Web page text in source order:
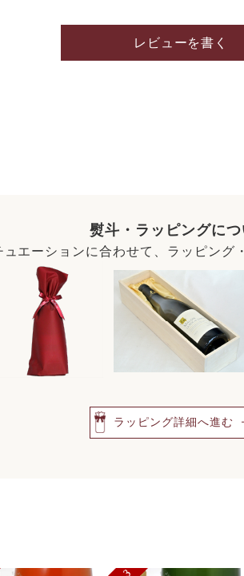
レビューを書く
熨斗・ラッピングに
ュエーションに合わせて、ラッピング
ラッピング詳細へ進む